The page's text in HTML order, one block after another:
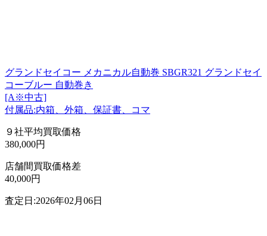
グランドセイコー メカニカル自動巻 SBGR321 グランドセイ
コーブルー 自動巻き
[A※中古]
付属品:内箱、外箱、保証書、コマ
９社平均買取価格
380,000円
店舗間買取価格差
40,000円
査定日:2026年02月06日